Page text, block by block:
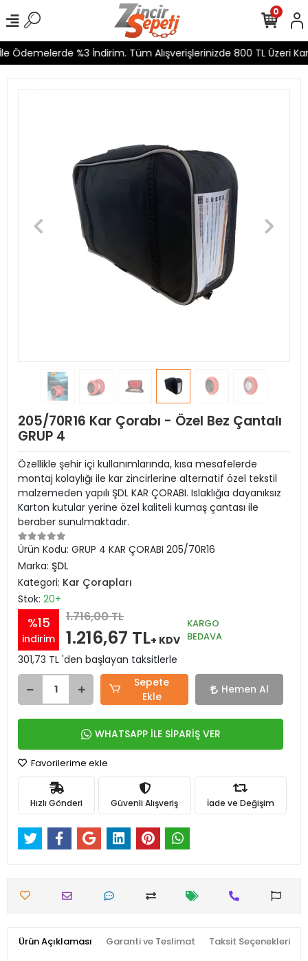
%3 İndirim. Tüm Alışverişlerinizde 800 TL Üzeri
0
205/70R16 Kar Çorabı - Özel Bez Çantalı
GRUP 4
Özellikle şehir içi kullanımlarında, kısa mesafelerde
montaj kolaylığı ile kar zincirlerine alternatif özel tekstil
malzemeden yapılı ŞDL KAR ÇORABI. Islaklığıa dayanıksız
Karton kutular yerine özel kaliteli kumaş çantası ile
beraber sunulmaktadır.
Ürün Kodu: GRUP 4 KAR ÇORABI 205/70R16
Marka: ŞDL
Kategori: Kar Çorapları
Stok: 20+
%15
indirim
1.716,00 TL
1.216,67 TL+ KDV
KARGO
BEDAVA
301,73 TL 'den başlayan taksitlerle
Sepete
Ekle
Hemen Al
WHATSAPP İLE SİPARİŞ VER
Favorilerime ekle
Hızlı Gönderi Güvenli Alışveriş İade ve Değişim
Ürün Açıklaması Garanti ve Teslimat Taksit Seçenekleri